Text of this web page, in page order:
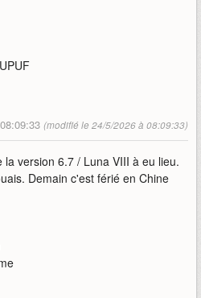
(modifié le 24/5/2026 à 08:09:33)
la version 6.7 / Luna VIII à eu lieu.
Demain c'est férié en Chine